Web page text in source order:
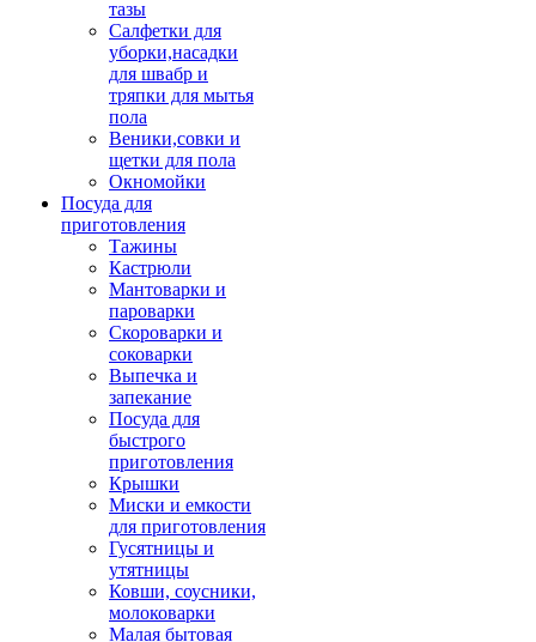
тазы
Салфетки для
уборки,насадки
для швабр и
тряпки для мытья
пола
Веники,совки и
щетки для пола
Окномойки
Посуда для
приготовления
Тажины
Кастрюли
Мантоварки и
пароварки
Скороварки и
соковарки
Выпечка и
запекание
Посуда для
быстрого
приготовления
Крышки
Миски и емкости
для приготовления
Гусятницы и
утятницы
Ковши, соусники,
молоковарки
Малая бытовая